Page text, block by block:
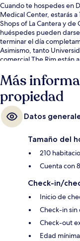
Cuando te hospedes en
Medical Center, estarás
Shops of La Cantera y
huéspedes pueden
terminar el día
Asimismo, tanto
comercial The Rim están
de otros visitantes.
Más
propiedad
Datos
Tamaño del
210
Cuenta con
Check-in/
Inicio de
Check-in
Check-out
Edad